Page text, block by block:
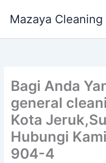
Mazaya
Bagi Anda
general
Kota
Hubungi
904-4